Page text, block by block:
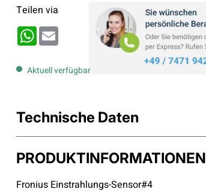
Teilen via
WhatsApp
Aktuell verfügbar
Technische Daten
PRODUKTINFORMATIONEN
Fronius Einstrahlungs-Sensor#4